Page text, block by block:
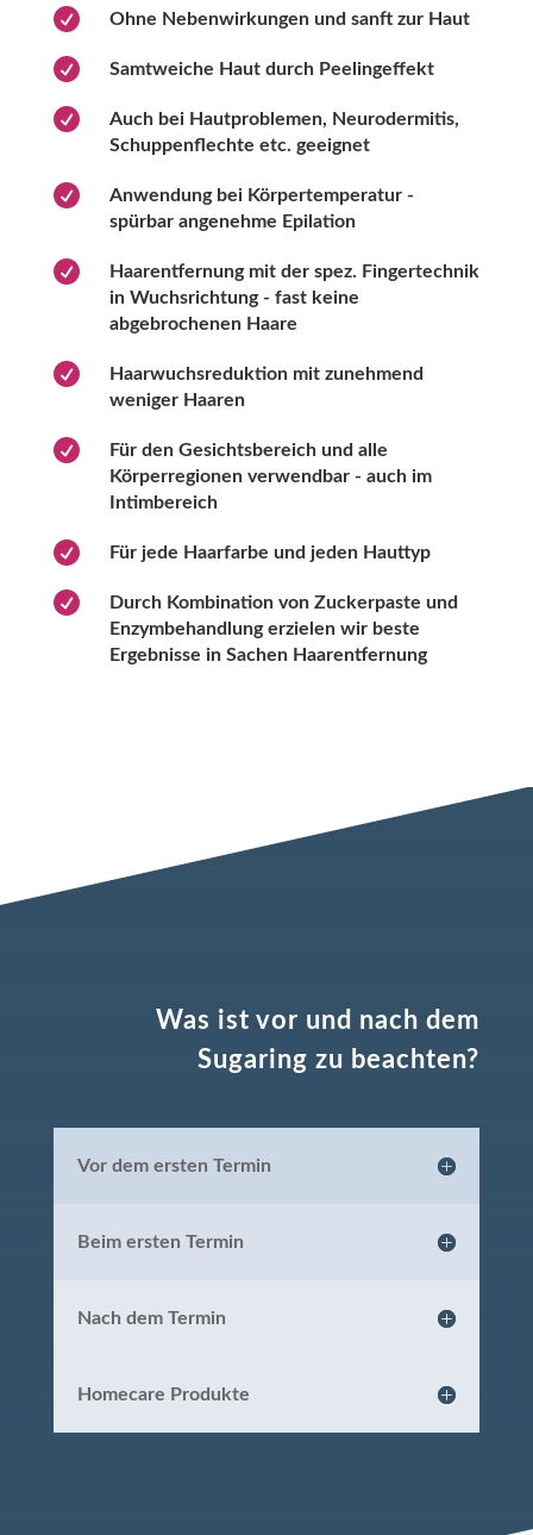
 Ohne Nebenwirkungen und sanft zur Haut
 Samtweiche Haut durch Peelingeffekt

Auch bei Hautproblemen, Neurodermitis,
Schuppenflechte etc. geeignet

Anwendung bei Körpertemperatur -
spürbar angenehme Epilation

Haarentfernung mit der spez. Fingertechnik
in Wuchsrichtung - fast keine
abgebrochenen Haare

Haarwuchsreduktion mit zunehmend
weniger Haaren

Für den Gesichtsbereich und alle
Körperregionen verwendbar - auch im
Intimbereich
 Für jede Haarfarbe und jeden Hauttyp

Durch Kombination von Zuckerpaste und
Enzymbehandlung erzielen wir beste
Ergebnisse in Sachen Haarentfernung
Was ist vor und nach dem
Sugaring zu beachten?
Vor dem ersten Termin
Beim ersten Termin
Nach dem Termin
Homecare Produkte